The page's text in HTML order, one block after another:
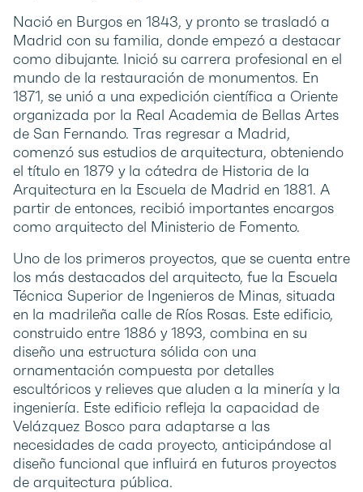
Nació en Burgos en 1843, y pronto se trasladó a
Madrid con su familia, donde empezó a destacar
como dibujante. Inició su carrera profesional en el
mundo de la restauración de monumentos. En
1871, se unió a una expedición científica a Oriente
organizada por la Real Academia de Bellas Artes
de San Fernando. Tras regresar a Madrid,
comenzó sus estudios de arquitectura, obteniendo
el título en 1879 y la cátedra de Historia de la
Arquitectura en la Escuela de Madrid en 1881. A
partir de entonces, recibió importantes encargos
como arquitecto del Ministerio de Fomento.
Uno de los primeros proyectos, que se cuenta entre
los más destacados del arquitecto, fue la Escuela
Técnica Superior de Ingenieros de Minas, situada
en la madrileña calle de Ríos Rosas. Este edificio,
construido entre 1886 y 1893, combina en su
diseño una estructura sólida con una
ornamentación compuesta por detalles
escultóricos y relieves que aluden a la minería y la
ingeniería. Este edificio refleja la capacidad de
Velázquez Bosco para adaptarse a las
necesidades de cada proyecto, anticipándose al
diseño funcional que influirá en futuros proyectos
de arquitectura pública.